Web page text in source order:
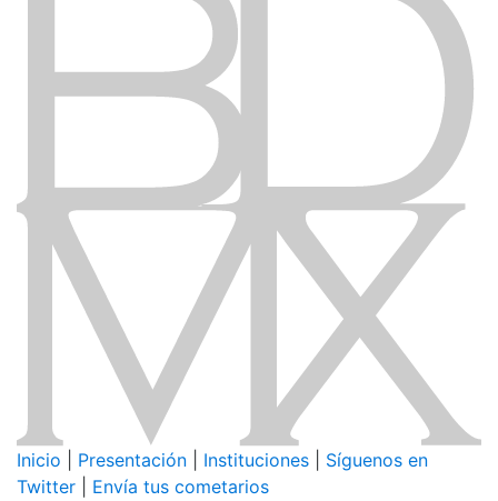
Inicio Presentación Instituciones
Síguenos en
Twitter
Envía tus cometarios